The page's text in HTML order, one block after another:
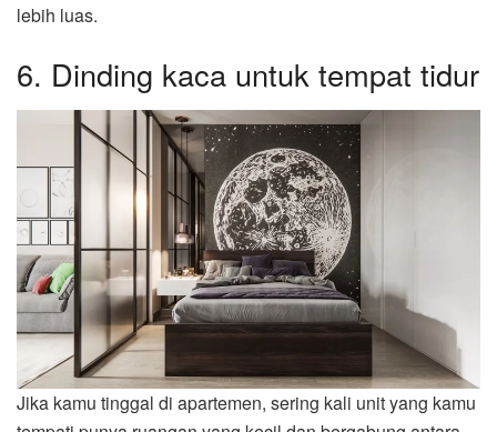
lebih luas.
6. Dinding kaca untuk tempat tidur
Jika kamu tinggal di apartemen, sering kali unit yang kamu